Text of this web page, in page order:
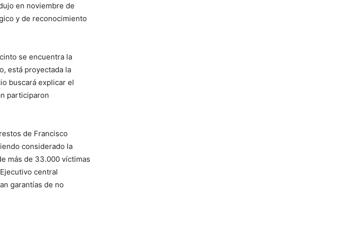
en noviembre de
y de reconocimiento
se encuentra la
está proyectada la
buscará explicar el
participaron
de Francisco
considerado la
más de 33.000 víctimas
central
garantías de no